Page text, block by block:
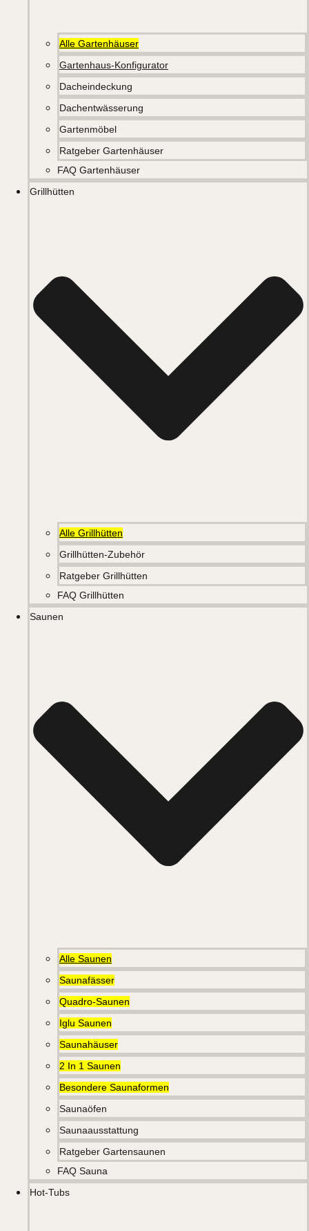
Alle Gartenhäuser
Gartenhaus-Konfigurator
Dacheindeckung
Dachentwässerung
Gartenmöbel
Ratgeber Gartenhäuser
FAQ Gartenhäuser
Grillhütten
Alle Grillhütten
Grillhütten-Zubehör
Ratgeber Grillhütten
FAQ Grillhütten
Saunen
Alle Saunen
Saunafässer
Quadro-Saunen
Iglu Saunen
Saunahäuser
2 In 1 Saunen
Besondere Saunaformen
Saunaöfen
Saunaausstattung
Ratgeber Gartensaunen
FAQ Sauna
Hot-Tubs